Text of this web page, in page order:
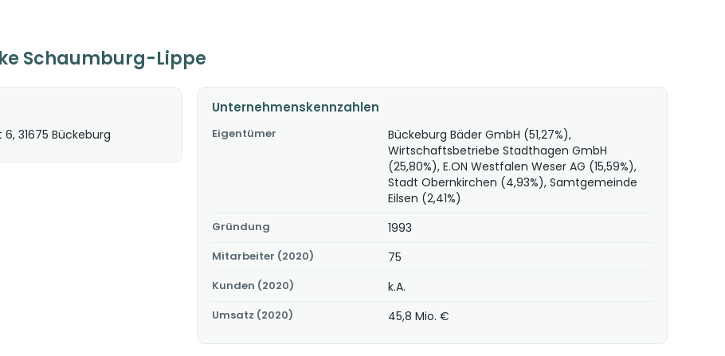
Schaumburg-Lippe
31675 Bückeburg
Unternehmenskennzahlen
Eigentümer
Bückeburg Bäder GmbH (51,27%),
Wirtschaftsbetriebe Stadthagen GmbH
(25,80%), E.ON Westfalen Weser AG (15,59%),
Stadt Obernkirchen (4,93%), Samtgemeinde
Eilsen (2,41%)
Gründung 1993
Mitarbeiter (2020) 75
Kunden (2020) k.A.
Umsatz (2020) 45,8 Mio. €